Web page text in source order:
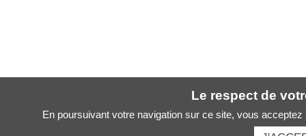
Le respect de
En poursuivant votre navigation sur ce site, vous